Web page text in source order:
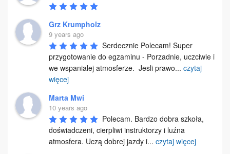
Grz Krumpholz
9 years ago
Serdecznie Polecam! Super
przygotowanie do egzaminu - Porzadnie, uczciwie i
we wspanialej atmosferze.  Jesli prawo... czytaj
więcej
Marta Mwi
10 years ago
Polecam. Bardzo dobra szkoła,
doświadczeni, cierpliwi instruktorzy i luźna
atmosfera. Uczą dobrej jazdy i... czytaj więcej